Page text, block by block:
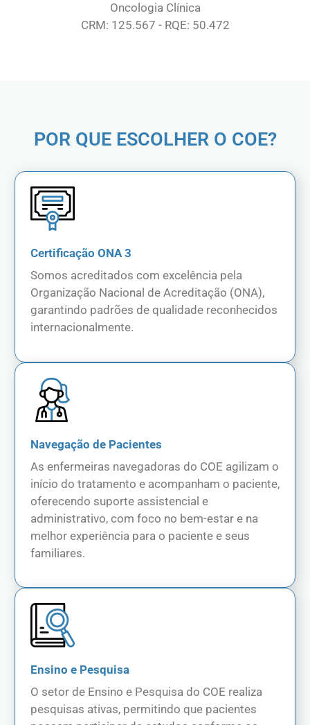
Oncologia Clínica
CRM: 125.567 - RQE: 50.472
POR QUE ESCOLHER O COE?
Certificação ONA 3
Somos acreditados com excelência pela
Organização Nacional de Acreditação (ONA),
garantindo padrões de qualidade reconhecidos
internacionalmente.
Navegação de Pacientes
As enfermeiras navegadoras do COE agilizam o
início do tratamento e acompanham o paciente,
oferecendo suporte assistencial e
administrativo, com foco no bem-estar e na
melhor experiência para o paciente e seus
familiares.
Ensino e Pesquisa
O setor de Ensino e Pesquisa do COE realiza
pesquisas ativas, permitindo que pacientes